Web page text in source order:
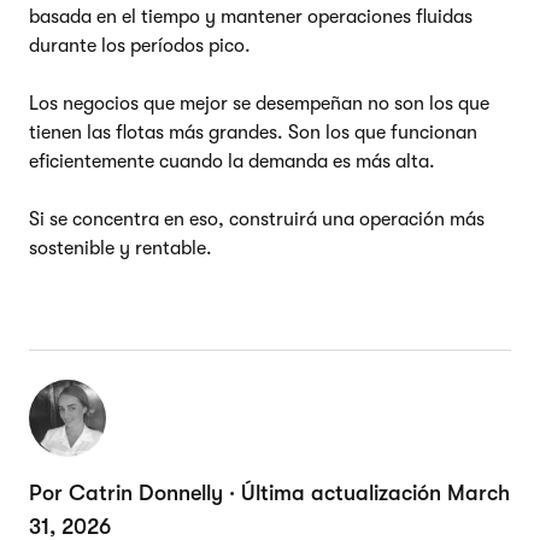
basada en el tiempo y mantener operaciones fluidas
durante los períodos pico.
Los negocios que mejor se desempeñan no son los que
tienen las flotas más grandes. Son los que funcionan
eficientemente cuando la demanda es más alta.
Si se concentra en eso, construirá una operación más
sostenible y rentable.
Por Catrin Donnelly · Última actualización March
31, 2026